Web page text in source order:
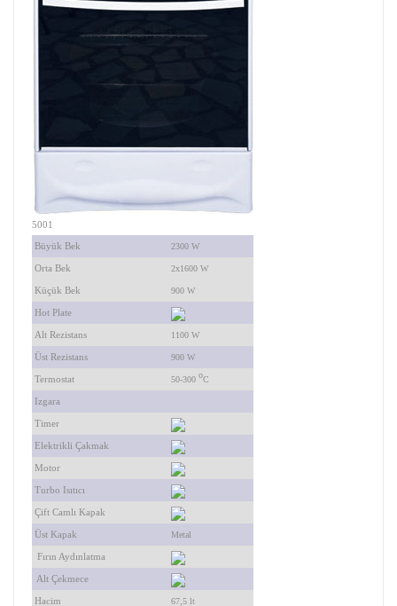
5001
Büyük Bek
2300 W
Orta Bek 2x1600 W
Küçük Bek 900 W
Hot Plate
Alt Rezistans 1100 W
Üst Rezistans 900 W
Termostat 50-300 oC
Izgara
Timer
Elektrikli Çakmak
Motor
Turbo Isıtıcı
Çift Camlı Kapak
Üst Kapak Metal
Fırın Aydınlatma
Alt Çekmece
Hacim 67,5 lt